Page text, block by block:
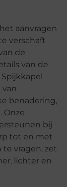
aanvragen
verschaft
de
van de
benadering,
Onze
bij
tot en met
te vragen, zet
lichter en